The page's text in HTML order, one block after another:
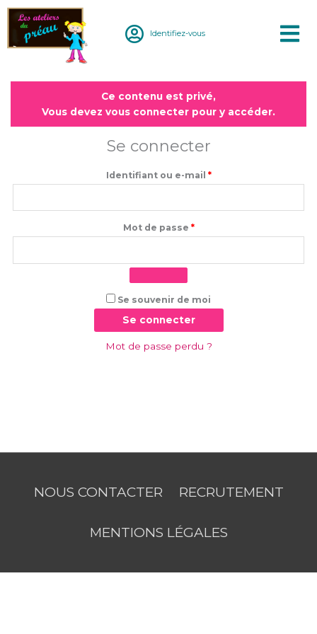
Aller
contenu
Identifiez-vous
Ce contenu est privé,
Vous devez vous connecter pour y accéder.
Se connecter
Identifiant ou e-mail *
Mot de passe *
Obligatoire
Se souvenir de moi
Se connecter
Mot de passe perdu ?
NOUS CONTACTER RECRUTEMENT
MENTIONS LÉGALES